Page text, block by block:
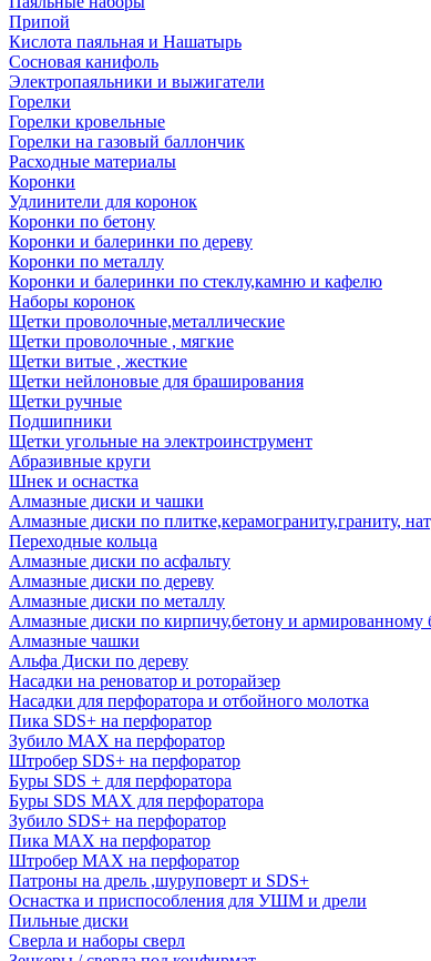
Припой
Кислота паяльная и Нашатырь
Сосновая канифоль
Электропаяльники и выжигатели
Горелки
Горелки кровельные
Горелки на газовый баллончик
Расходные материалы
Коронки
Удлинители для коронок
Коронки по бетону
Коронки и балеринки по дереву
Коронки по металлу
Коронки и балеринки по стеклу,камню и кафелю
Наборы коронок
Щетки проволочные,металлические
Щетки проволочные , мягкие
Щетки витые , жесткие
Щетки нейлоновые для браширования
Щетки ручные
Подшипники
Щетки угольные на электроинструмент
Абразивные круги
Шнек и оснастка
Алмазные диски и чашки
Алмазные диски по плитке,керамограниту,граниту,
Переходные кольца
Алмазные диски по асфальту
Алмазные диски по дереву
Алмазные диски по металлу
Алмазные диски по кирпичу,бетону и армированному
Алмазные чашки
Альфа Диски по дереву
Насадки на реноватор и роторайзер
Насадки для перфоратора и отбойного молотка
Пика SDS+ на перфоратор
Зубило MAX на перфоратор
Штробер SDS+ на перфоратор
Буры SDS + для перфоратора
Буры SDS MAX для перфоратора
Зубило SDS+ на перфоратор
Пика MAX на перфоратор
Штробер MAX на перфоратор
Патроны на дрель ,шуруповерт и SDS+
Оснастка и приспособления для УШМ и дрели
Пильные диски
Сверла и наборы сверл